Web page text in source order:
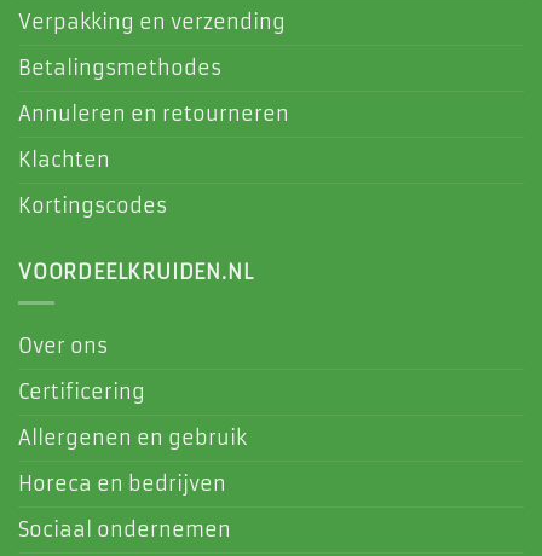
Verpakking en verzending
Betalingsmethodes
Annuleren en retourneren
Klachten
Kortingscodes
VOORDEELKRUIDEN.NL
Over ons
Certificering
Allergenen en gebruik
Horeca en bedrijven
Sociaal ondernemen